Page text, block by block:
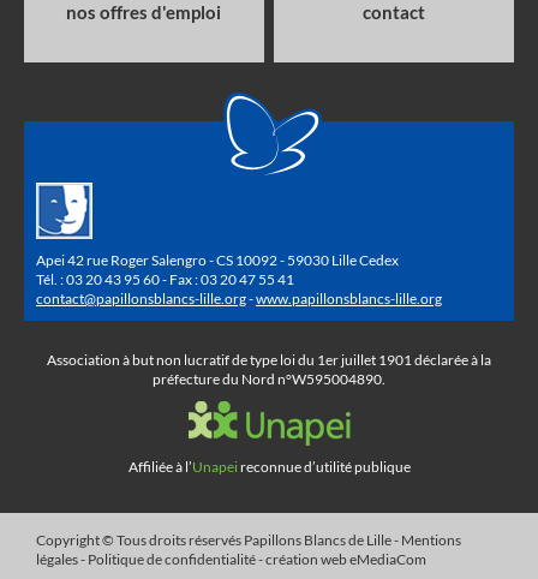
nos offres d'emploi contact
Apei 42 rue Roger Salengro - CS 10092 - 59030 Lille Cedex
Tél. : 03 20 43 95 60 - Fax : 03 20 47 55 41
contact@papillonsblancs-lille.org-www.papillonsblancs-lille.org
Association à but non lucratif de type loi du 1er juillet 1901 déclarée à la
préfecture du Nord n°W595004890.
Affiliée à l’Unapeireconnue d’utilité publique
Copyright © Tous droits réservés Papillons Blancs de Lille- Mentions
légales- Politique de confidentialité- création webeMediaCom